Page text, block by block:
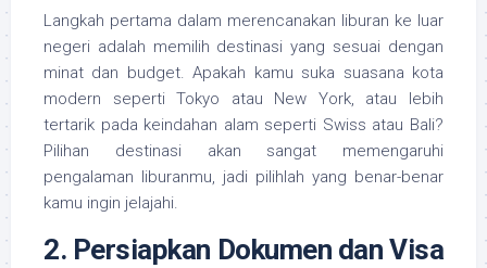
Langkah pertama dalam merencanakan liburan ke luar
negeri adalah memilih destinasi yang sesuai dengan
minat dan budget. Apakah kamu suka suasana kota
modern seperti Tokyo atau New York, atau lebih
tertarik pada keindahan alam seperti Swiss atau Bali?
Pilihan destinasi akan sangat memengaruhi
pengalaman liburanmu, jadi pilihlah yang benar-benar
kamu ingin jelajahi.
2. Persiapkan Dokumen dan Visa